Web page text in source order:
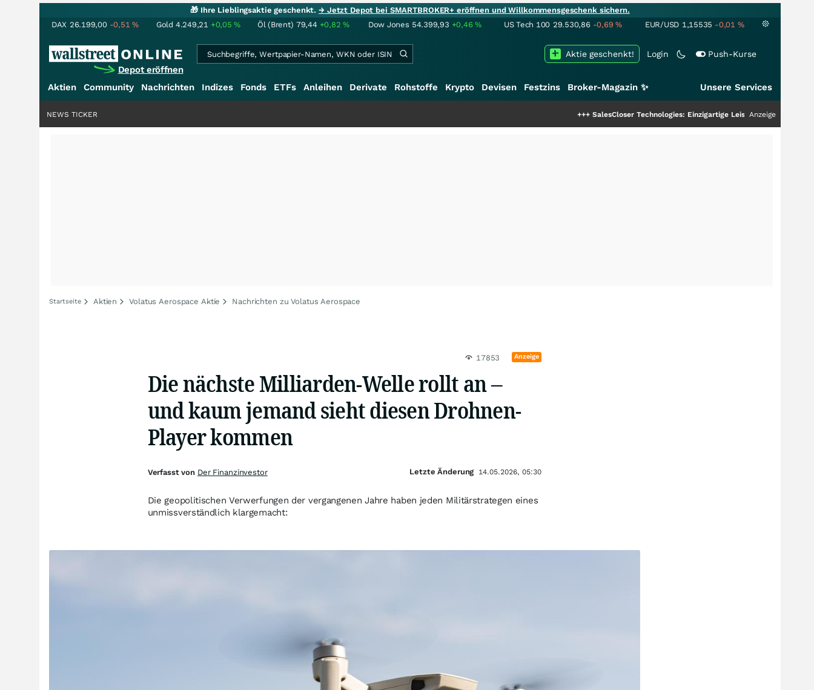
🎁 Ihre Lieblingsaktie geschenkt.→ Jetzt Depot bei SMARTBROKER+ eröffnen und Willkommensgeschenk sichern.
DAX 26.199,00 -0,51% Gold 4.249,21 +0,05% Öl (Brent) 79,44 +0,82% Dow Jones 54.399,93 +0,46% US Tech 100 29.530,86 -0,69% EUR/USD 1,15535 -0,01 %
Depot eröffnen
Login Push-Kurse
Aktie geschenkt!
Aktien Community Nachrichten Indizes Fonds ETFs Anleihen Derivate Rohstoffe Krypto Devisen Festzins Broker-Magazin ✨ Unsere Services
SalesCloser Technologies: Einzigartige Leistung zieht die Top-Dogs an!
Anzeige
NEWS TICKER
Startseite Aktien Volatus Aerospace Aktie Nachrichten zu Volatus Aerospace
17853 Anzeige
Die nächste Milliarden-Welle rollt an –
und kaum jemand sieht diesen Drohnen-
Player kommen
Die geopolitischen Verwerfungen der vergangenen Jahre haben jeden Militärstrategen eines
unmissverständlich klargemacht:
Verfasst von Der Finanzinvestor Letzte Änderung 14.05.2026, 05:30